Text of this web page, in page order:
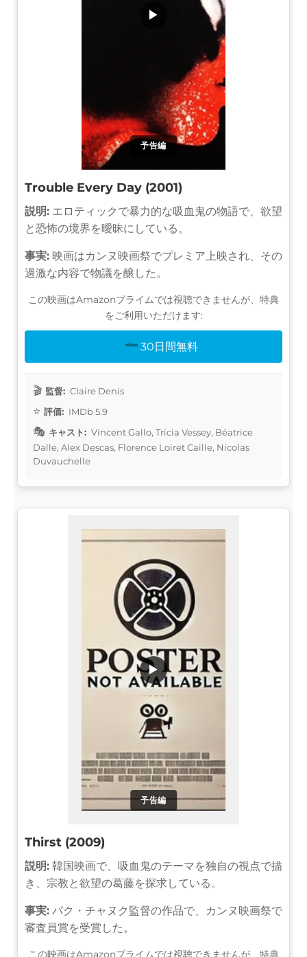
予告編
▶
Trouble Every Day (2001)
説明: エロティックで暴力的な吸血鬼の物語で、欲望
と恐怖の境界を曖昧にしている。
事実: 映画はカンヌ映画祭でプレミア上映され、その
過激な内容で物議を醸した。
この映画はAmazonプライムでは視聴できませんが、特典
をご利用いただけます:
30日間無料
監督: Claire Denis
評価: IMDb 5.9
キャスト: Vincent Gallo, Tricia Vessey, Béatrice
Dalle, Alex Descas, Florence Loiret Caille, Nicolas
Duvauchelle
予告編
▶
Thirst (2009)
説明: 韓国映画で、吸血鬼のテーマを独自の視点で描
き、宗教と欲望の葛藤を探求している。
事実: パク・チャヌク監督の作品で、カンヌ映画祭で
審査員賞を受賞した。
この映画はAmazonプライムでは視聴できませんが、特典